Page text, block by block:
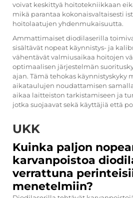
voivat keskittyä hoitotekniikkaan
mikä parantaa kokonaisvaltaisesti
hoitolaatujen yhdenmukaisuutta.
Ammattimaiset diodilaserilla
sisältävät nopeat käynnistys- ja
vähentävät valmius­aikaa hoitojen
optimaalisen järjestelmän
ajan. Tämä tehokas käynnistys­kyky
aikataulujen noudattamisen
aikaa laitteiston tarkistamiseen ja
jotka suojaavat sekä käyttäjiä että
UKK
Kuinka paljon
karvanpoistoa
verrattuna
menetelmiin?